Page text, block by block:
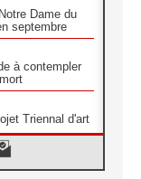
Dame du
septembre
à contempler
Triennal d'art
aux religieuses